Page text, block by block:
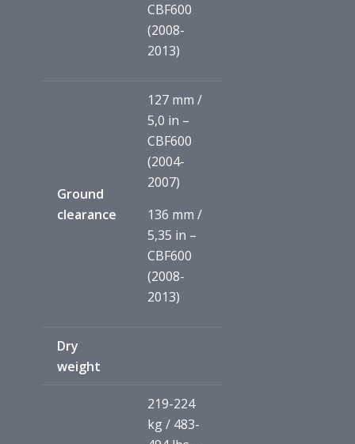
CBF600
(2008-
2013)
Ground
clearance
127 mm /
5,0 in –
CBF600
(2004-
2007)
136 mm /
5,35 in –
CBF600
(2008-
2013)
Dry
weight
219-224
kg / 483-